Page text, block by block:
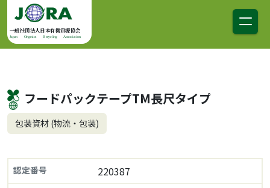
コンテンツへスキップ
メインナビゲーション
一般社団法人日本有機資源協会
Japan Organics Recycling Association
フードパックテープTM長尺タイプ
包装資材 (物流・包装)
認定番号 220387